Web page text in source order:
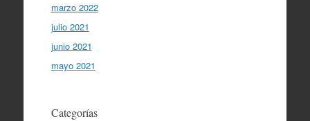
marzo 2022
julio 2021
junio 2021
mayo 2021
Categorías